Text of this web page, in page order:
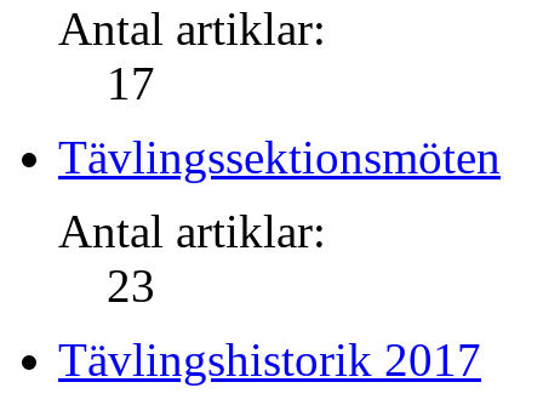
Antal artiklar:
17
Tävlingssektionsmöten
Antal artiklar:
23
Tävlingshistorik 2017